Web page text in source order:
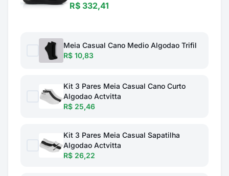
R$ 332,41
Meia Casual Cano Medio Algodao Trifil
R$ 10,83
Kit 3 Pares Meia Casual Cano Curto
Algodao Actvitta
R$ 25,46
Kit 3 Pares Meia Casual Sapatilha
Algodao Actvitta
R$ 26,22